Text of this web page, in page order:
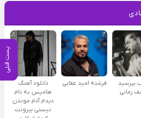
پست قبلی
بپرسید
زمانی
فرشته امید عقابی
دانلود آهنگ
هامیس به نام
دیدم آدم موندن
نیستی بیرونت